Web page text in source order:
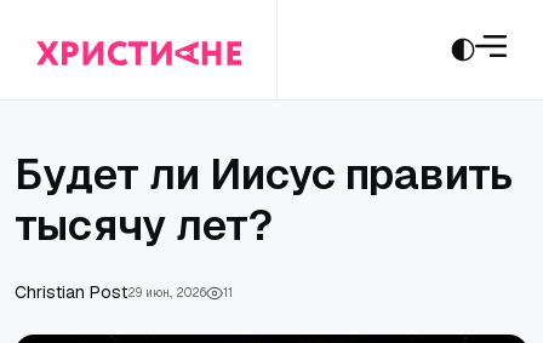
Будет ли Иисус править
тысячу лет?
Сhristian Post29 июн., 2026 11